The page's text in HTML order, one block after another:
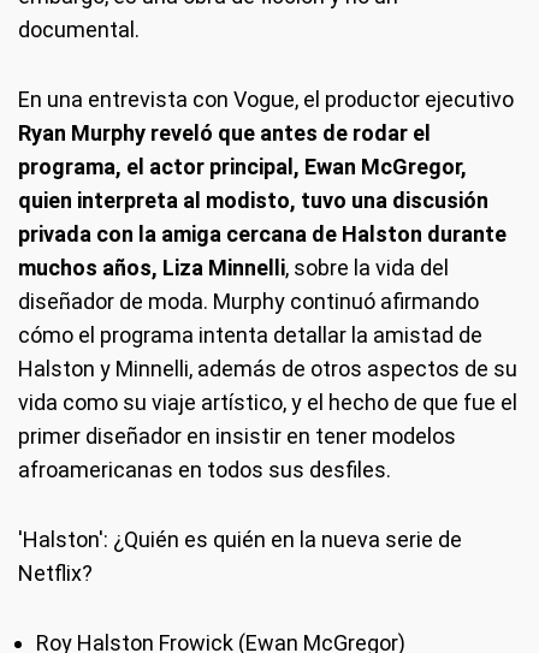
documental.
En una entrevista con Vogue, el productor ejecutivo
Ryan Murphy reveló que antes de rodar el
programa, el actor principal, Ewan McGregor,
quien interpreta al modisto, tuvo una discusión
privada con la amiga cercana de Halston durante
muchos años, Liza Minnelli, sobre la vida del
diseñador de moda. Murphy continuó afirmando
cómo el programa intenta detallar la amistad de
Halston y Minnelli, además de otros aspectos de su
vida como su viaje artístico, y el hecho de que fue el
primer diseñador en insistir en tener modelos
afroamericanas en todos sus desfiles.
'Halston': ¿Quién es quién en la nueva serie de
Netflix?
Roy Halston Frowick (Ewan McGregor)